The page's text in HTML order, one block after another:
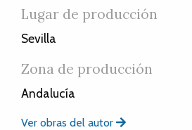
Lugar de producción
Sevilla
Zona de producción
Andalucía
Ver obras del autor